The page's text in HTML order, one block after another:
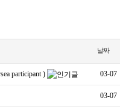
날짜
03-07
participant )
03-07